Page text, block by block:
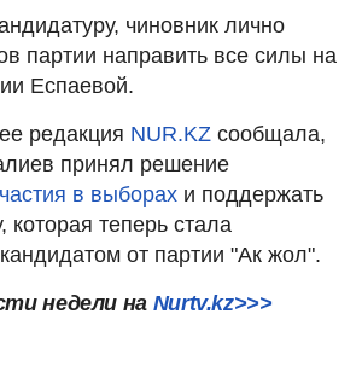
чиновник лично
партии направить все силы на
Еспаевой.
редакция NUR.KZсообщала,
принял решение
в выборах и поддержать
теперь стала
от партии "Ак жол".
недели на Nurtv.kz>>>